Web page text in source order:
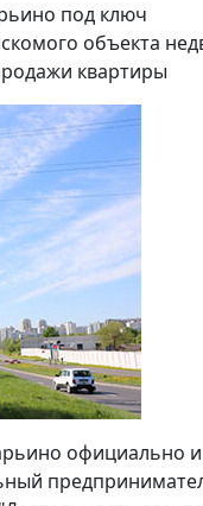
под ключ
объекта
квартиры
официально